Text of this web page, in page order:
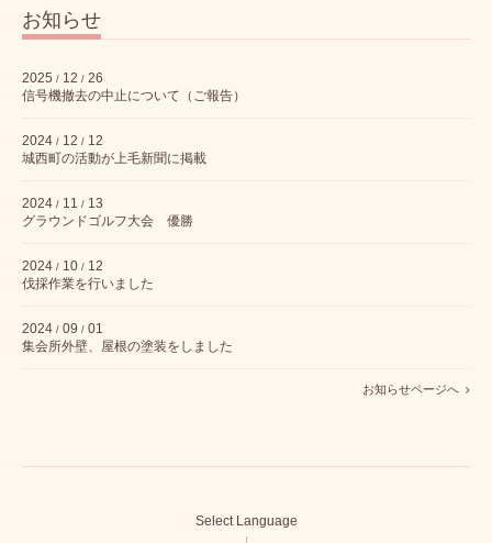
お知らせ
2025 / 12 / 26
信号機撤去の中止について（ご報告）
2024 / 12 / 12
城西町の活動が上毛新聞に掲載
2024 / 11 / 13
グラウンドゴルフ大会 優勝
2024 / 10 / 12
伐採作業を行いました
2024 / 09 / 01
集会所外壁、屋根の塗装をしました
お知らせページへ
Select Language